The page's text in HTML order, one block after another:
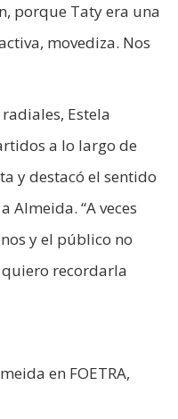
porque Taty era una
movediza. Nos
Estela
a lo largo de
y destacó el sentido
Almeida. “A veces
y el público no
recordarla
en FOETRA,